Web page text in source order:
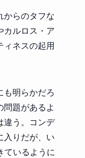
からのタフな
カルロス・ア
ィネスの起用
も明らかだろ
題があるよ
違う。コンデ
入りだが、い
ているように